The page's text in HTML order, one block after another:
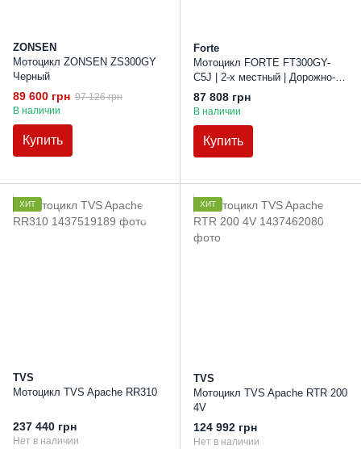
ZONSEN
Мотоцикл ZONSEN ZS300GY
Черный
89 600 грн 97 126 грн
В наличии
Купить
Forte
Мотоцикл FORTE FT300GY-
C5J | 2-х местный | Дорожно-
кроссовый
87 808 грн
В наличии
Купить
ХИТ
TVS
Мотоцикл TVS Apache RR310
237 440 грн
Нет в наличии
ХИТ
TVS
Мотоцикл TVS Apache RTR 200
4V
124 992 грн
Нет в наличии